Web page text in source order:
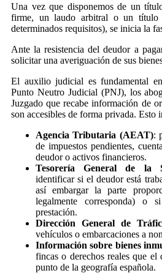
Una vez que disponemos de un
firme, un laudo arbitral o un título
determinados requisitos), se inicia la
Ante la resistencia del deudor a
solicitar una averiguación de sus
El auxilio judicial es fundamental
Punto Neutro Judicial (PNJ), los
Juzgado que recabe información de
son accesibles de forma privada. Esto
Agencia Tributaria (AEAT):
de impuestos pendientes,
deudor o activos financieros.
Tesorería General de la
identificar si el deudor está
así embargar la parte
legalmente corresponda) o
prestación.
Dirección General de
vehículos o embarcaciones a
Información sobre bienes
fincas o derechos reales que el
punto de la geografía española.